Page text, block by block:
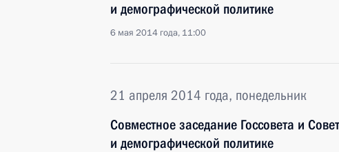
и демографической политике
6 мая 2014 года, 11:00
21 апреля 2014 года, понедельник
Совместное заседание Госсовета и
и демографической политике